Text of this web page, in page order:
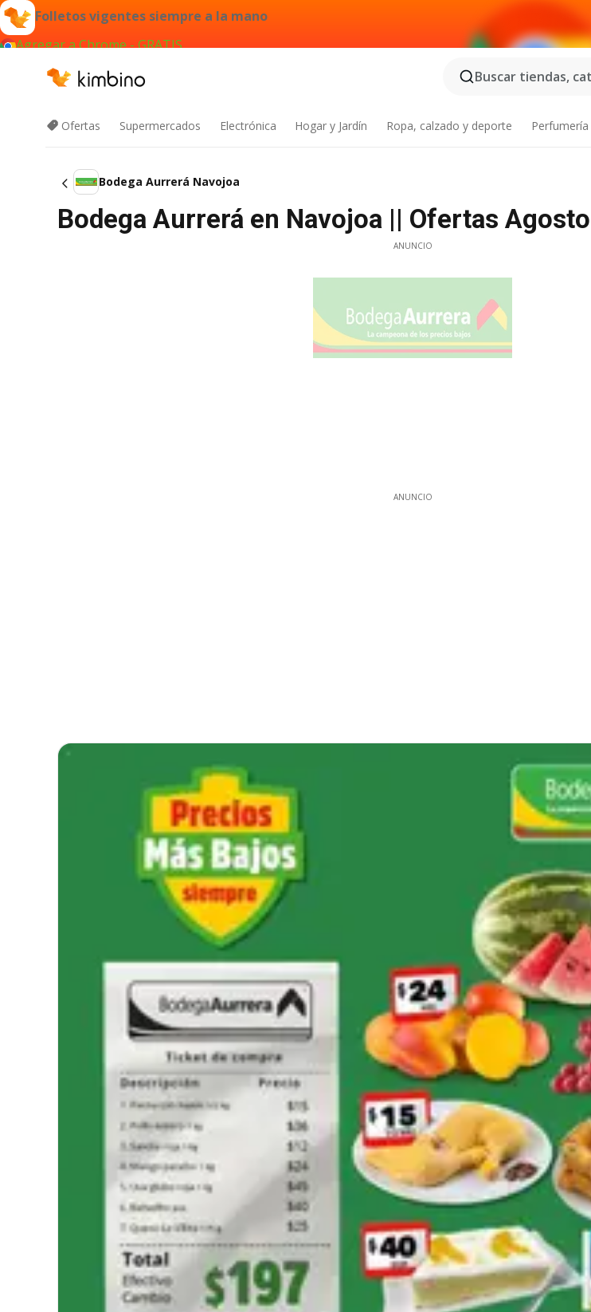
Folletos vigentes siempre a la mano
Agregar a Chrome - GRATIS
Buscar tiendas,
Ofertas Supermercados Electrónica Hogar y Jardín Ropa, calzado y deporte
Bodega Aurrerá Navojoa
Bodega Aurrerá en Navojoa || Ofertas
ANUNCIO
ANUNCIO